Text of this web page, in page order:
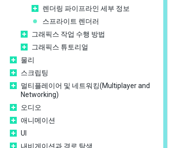
렌더링 파이프라인 세부 정보
스프라이트 렌더러
그래픽스 작업 수행 방법
그래픽스 튜토리얼
물리
스크립팅
멀티플레이어 및 네트워킹(Multiplayer and
Networking)
오디오
애니메이션
UI
내비게이션과 경로 탐색